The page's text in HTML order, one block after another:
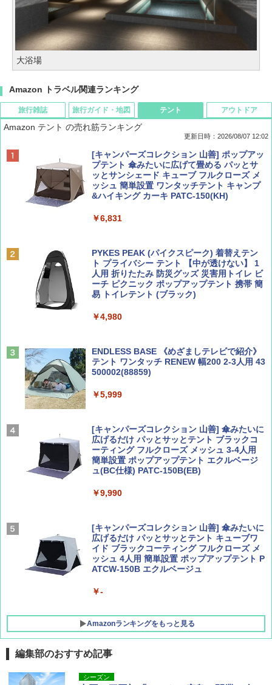
大浴場
Amazon トラベル関連ランキング
旅行雑誌
ディズニーファン ２０２６年 ９月号 [雑
誌] (ＤＩＳＮＥＹ ＦＡＮ)
￥713
￥1,500
AIRLINE（エアライン）2026年9月号【特
集】ボーイング110周年を祝して！
￥1,760
旅行ガイド・地図
D40 地球の歩き方 チェンマイ タイ北部の魅
力的な町 2026～2027 地球の歩き方D アジア
￥2,079
￥2,479
ァキア 2026～2027 地球の歩き方A ヨーロッ
￥2,277
新しい日本地理 地図・統計・移動から読み
解く (講談社現代新書)
￥1,540
テント
Amazon テント の売れ筋ランキング
更新日時：2026/08/07 12:02
[キャンパーズコレクション 山善] ポップアッ
プテント 傘みたいに広げて畳める パッとサ
ッとサンシェード キューブ フルクローズ メ
ッシュ 簡単設置 ワンタッチテント キャンプ
&ハイキング カーキ PATC-150(KH)
￥6,831
PYKES PEAK (パイクスピーク) 着替えテン
ト プライバシー テント 【中が透けない】 1
人用 折りたたみ 防災グッズ 災害用トイレ ビ
ーチ ピクニック ポップアップテント 携帯 簡
易 トイレテント (ブラック)
￥4,980
ENDLESS BASE 《めざましテレビで紹介》
テント ワンタッチ RENEW 幅200 2-3人用 43
500002(88859)
￥5,999
[キャンパーズコレクション 山善] 傘みたいに
広げるだけ パッとサッとテント ブラックコ
ーティング フルクローズ メッシュ 3-4人用
簡単設置 ポップアップテント エクルベージ
ュ(BC仕様) PATC-150B(EB)
￥9,990
[キャンパーズコレクション 山善] 傘みたいに
広げるだけ パッとサッとテント キューブワ
イド ブラックコーティング フルクローズ メ
ッシュ 4人用 簡単設置 ポップアップテント P
ATCW-150B エクルベージュ
￥-
Amazonランキングをもっと見る
アウトドア
DEWEL パラソル 大型 ビーチ アウトドアパ
編集部のおすすめ記事
シーズン